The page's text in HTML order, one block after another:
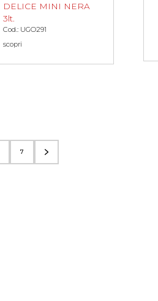
DELICE MINI NERA
3lt.
Cod.: UGO291
scopri
7